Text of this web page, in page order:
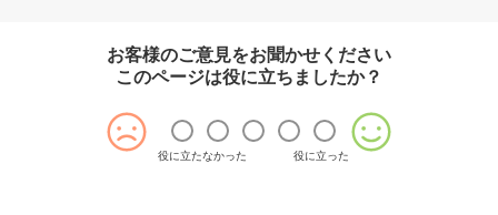
お客様のご意見をお聞かせください
このページは役に立ちましたか？
役に立たなかった 役に立った